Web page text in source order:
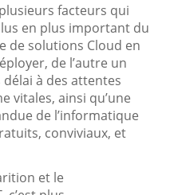
facteurs qui
en plus important du
de solutions Cloud en
de l’autre un
à des attentes
vitales, ainsi qu’une
de l’informatique
conviviaux, et
et le